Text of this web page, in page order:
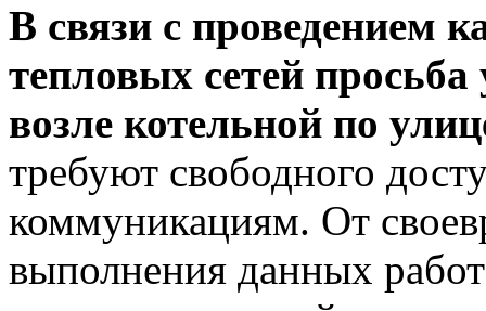
В связи с проведением
тепловых сетей
возле котельной по
требуют свободного
коммуникациям. От
выполнения данных